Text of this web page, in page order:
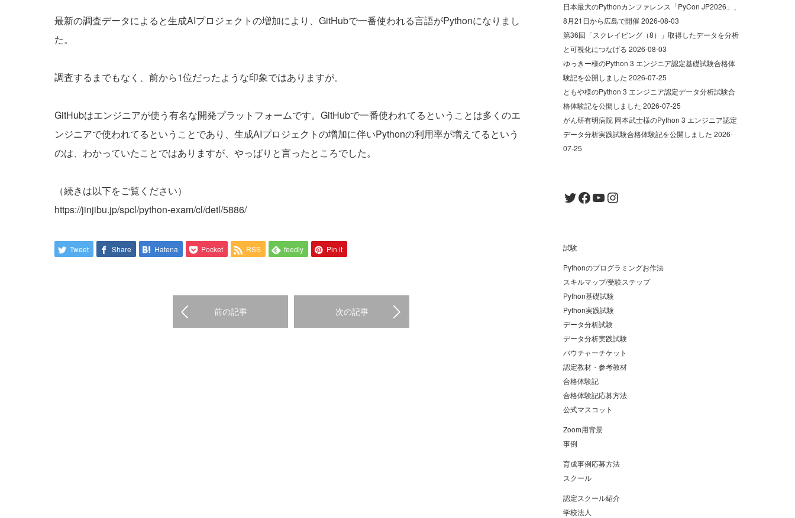
最新の調査データによると生成AIプロジェクトの増加により、GitHubで一番使われる言語がPythonになりまし
た。
調査するまでもなく、前から1位だったような印象ではありますが。
GitHubはエンジニアが使う有名な開発プラットフォームです。GitHubで一番使われてるということは多くのエ
ンジニアで使われてるということであり、生成AIプロジェクトの増加に伴いPythonの利用率が増えてるという
のは、わかっていたことではありますが、やっぱりと言ったところでした。
（続きは以下をご覧ください）
https://jinjibu.jp/spcl/python-exam/cl/detl/5886/
Tweet Share Hatena Pocket RSS feedly Pin it
前の記事 次の記事
日本最大のPythonカンファレンス「PyCon JP2026」、
8月21日から広島で開催2026-08-03
第36回「スクレイピング（8）」取得したデータを分析
と可視化につなげる 2026-08-03
ゆっきー様のPython 3 エンジニア認定基礎試験合格体
験記を公開しました 2026-07-25
ともや様のPython 3 エンジニア認定データ分析試験合
格体験記を公開しました 2026-07-25
がん研有明病院 岡本武士様のPython 3 エンジニア認定
データ分析実践試験合格体験記を公開しました 2026-
07-25
Twitter
Facebook
YouTube
Instagram
試験
Pythonのプログラミングお作法
スキルマップ/受験ステップ
Python基礎試験
Python実践試験
データ分析試験
データ分析実践試験
バウチャーチケット
認定教材・参考教材
合格体験記
合格体験記応募方法
公式マスコット
Zoom用背景
事例
育成事例応募方法
スクール
認定スクール紹介
学校法人